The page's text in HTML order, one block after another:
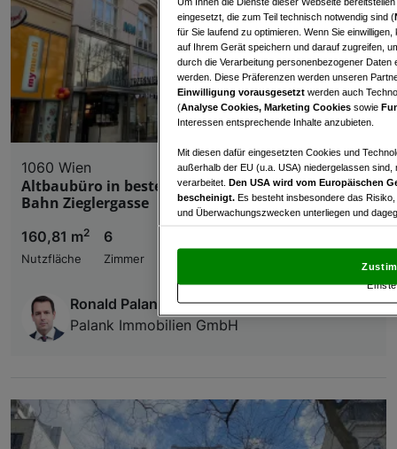
1060 Wien
Altbaubüro in bester Lage - Mariahilfer Straße/U-
Bahn Zieglergasse
160,81 m2
Nutzfläche
6
Zimmer
Ronald Palank
Palank Immobilien GmbH
eingesetzt, die zum Teil technisch notwendig sind (
für Sie laufend zu optimieren. Wenn Sie
auf Ihrem Gerät speichern und darauf zugreifen,
durch die Verarbeitung personenbezogener
werden. Diese Präferenzen werden unseren
Einwilligung vorausgesetzt werden auch
(Analyse Cookies, Marketing Cookies sowie
Interessen entsprechende Inhalte anzubieten.
Mit diesen dafür eingesetzten Cookies und
außerhalb der EU (u.a. USA) niedergelassen
verarbeitet. Den USA wird vom Europäischen
bescheinigt. Es besteht insbesondere das
und Überwachungszwecken unterliegen und
und Widerspruch gegen die Verarbeitung auf der
„Cookie Einstellungen“, die sich auf jeder Seite
Liste der Partner (Lieferanten)